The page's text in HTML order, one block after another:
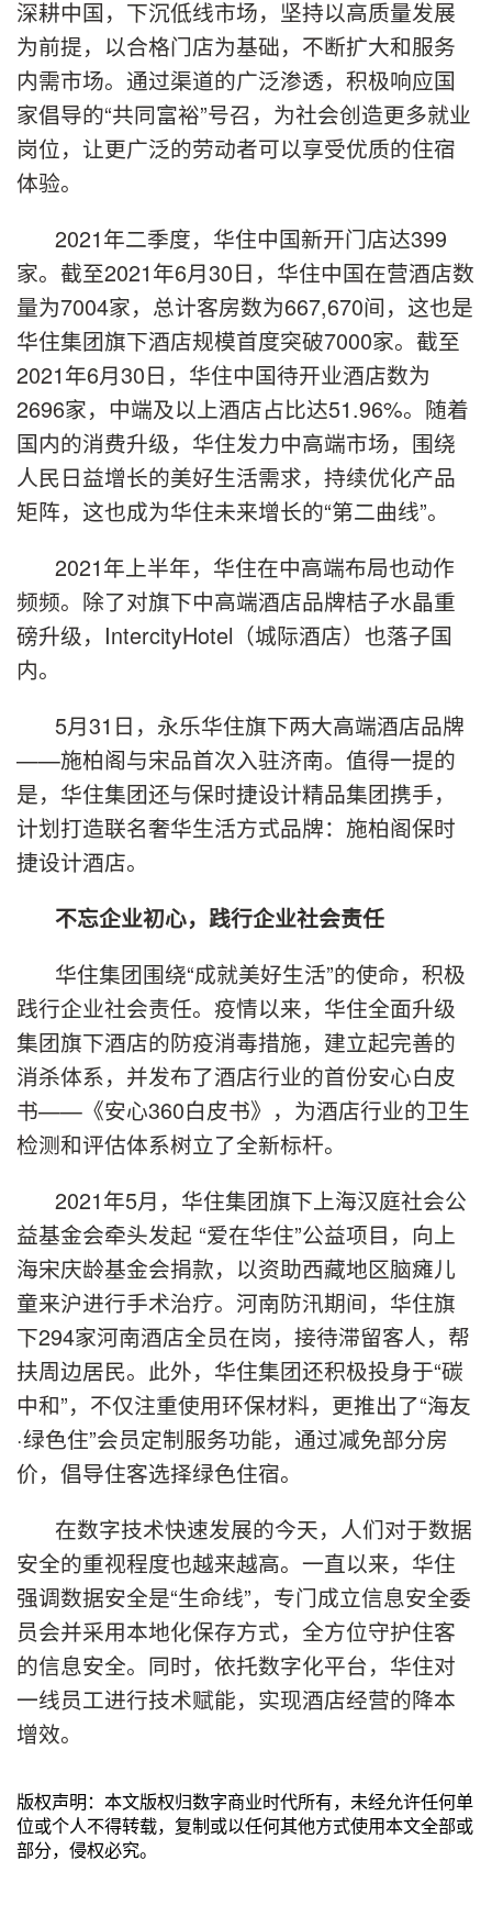
深耕中国，下沉低线市场，坚持以高质量发展
为前提，以合格门店为基础，不断扩大和服务
内需市场。通过渠道的广泛渗透，积极响应国
家倡导的“共同富裕”号召，为社会创造更多就业
岗位，让更广泛的劳动者可以享受优质的住宿
体验。
2021年二季度，华住中国新开门店达399
家。截至2021年6月30日，华住中国在营酒店数
量为7004家，总计客房数为667,670间，这也是
华住集团旗下酒店规模首度突破7000家。截至
2021年6月30日，华住中国待开业酒店数为
2696家，中端及以上酒店占比达51.96%。随着
国内的消费升级，华住发力中高端市场，围绕
人民日益增长的美好生活需求，持续优化产品
矩阵，这也成为华住未来增长的“第二曲线”。
2021年上半年，华住在中高端布局也动作
频频。除了对旗下中高端酒店品牌桔子水晶重
磅升级，IntercityHotel（城际酒店）也落子国
内。
5月31日，永乐华住旗下两大高端酒店品牌
——施柏阁与宋品首次入驻济南。值得一提的
是，华住集团还与保时捷设计精品集团携手，
计划打造联名奢华生活方式品牌：施柏阁保时
捷设计酒店。
不忘企业初心，践行企业社会责任
华住集团围绕“成就美好生活”的使命，积极
践行企业社会责任。疫情以来，华住全面升级
集团旗下酒店的防疫消毒措施，建立起完善的
消杀体系，并发布了酒店行业的首份安心白皮
书——《安心360白皮书》，为酒店行业的卫生
检测和评估体系树立了全新标杆。
2021年5月，华住集团旗下上海汉庭社会公
益基金会牵头发起 “爱在华住”公益项目，向上
海宋庆龄基金会捐款，以资助西藏地区脑瘫儿
童来沪进行手术治疗。河南防汛期间，华住旗
下294家河南酒店全员在岗，接待滞留客人，帮
扶周边居民。此外，华住集团还积极投身于“碳
中和”，不仅注重使用环保材料，更推出了“海友
·绿色住”会员定制服务功能，通过减免部分房
价，倡导住客选择绿色住宿。
在数字技术快速发展的今天，人们对于数据
安全的重视程度也越来越高。一直以来，华住
强调数据安全是“生命线”，专门成立信息安全委
员会并采用本地化保存方式，全方位守护住客
的信息安全。同时，依托数字化平台，华住对
一线员工进行技术赋能，实现酒店经营的降本
增效。
版权声明：本文版权归数字商业时代所有，未经允许任何单
位或个人不得转载，复制或以任何其他方式使用本文全部或
部分，侵权必究。